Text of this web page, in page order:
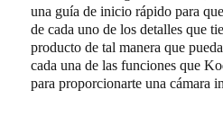
una guía de inicio rápido para
de cada uno de los detalles que
producto de tal manera que
cada una de las funciones que
para proporcionarte una cámara